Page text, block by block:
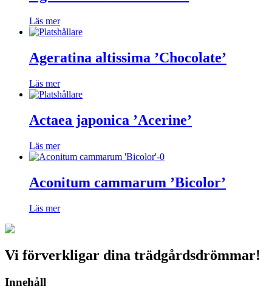
Läs mer
Ageratina altissima ’Chocolate’
Läs mer
Actaea japonica ’Acerine’
Läs mer
Aconitum cammarum ’Bicolor’
Läs mer
Vi förverkligar dina trädgårdsdrömmar!
Innehåll